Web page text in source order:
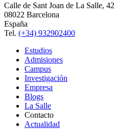
Calle de Sant Joan de La Salle, 42
08022 Barcelona
España
Tel. (+34) 932902400
Estudios
Admisiones
Campus
Investigación
Empresa
Blogs
La Salle
Contacto
Actualidad